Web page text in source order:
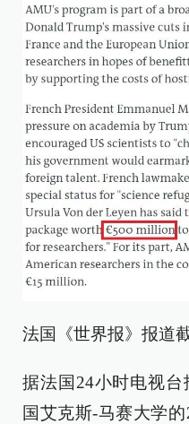
法国《世界报》报道
据法国24小时电视
国艾克斯-马赛大学